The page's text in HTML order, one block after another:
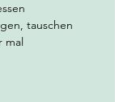
tauschen
mal